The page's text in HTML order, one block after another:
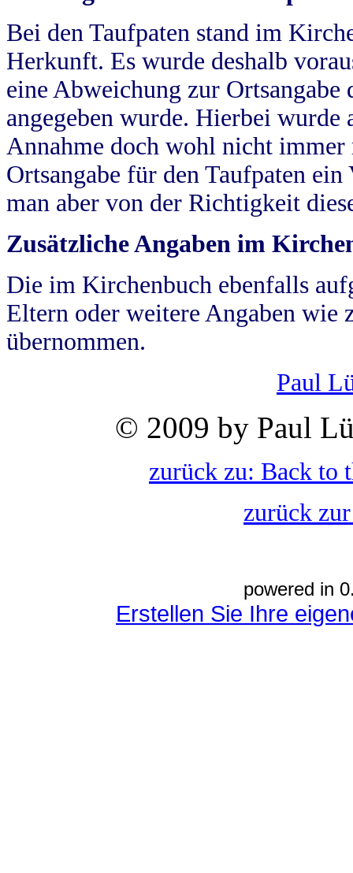
Bei den Taufpaten stand im
Herkunft. Es wurde deshalb
eine Abweichung zur
angegeben wurde. Hierbei wurde
Annahme doch wohl nicht
Ortsangabe für den Taufpaten
man aber von der Richtigkeit
Zusätzliche Angaben im
Die im Kirchenbuch ebenfalls
Eltern oder weitere Angaben wie
übernommen.
Paul
© 2009 by Paul
zurück zu: Back to
zurück
powered in
Erstellen Sie Ihre